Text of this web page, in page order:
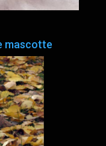
mascotte